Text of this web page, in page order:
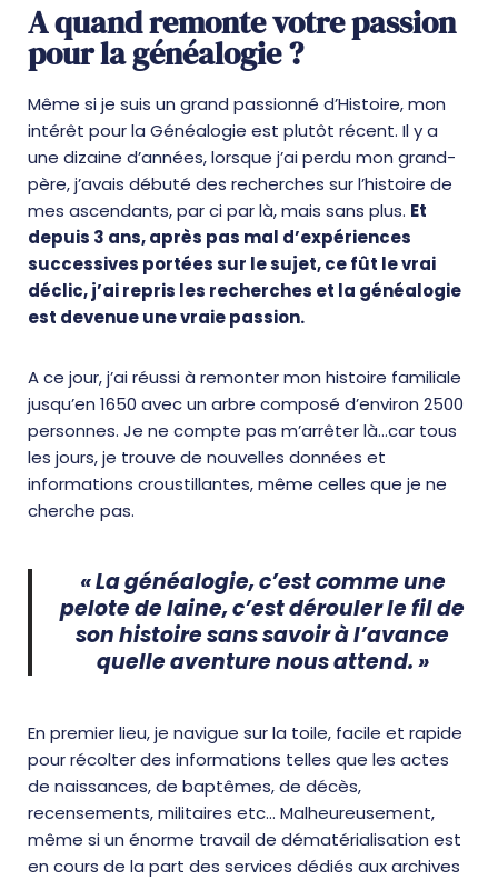
A quand remonte votre passion
pour la généalogie ?
Même si je suis un grand passionné d’Histoire, mon
intérêt pour la Généalogie est plutôt récent. Il y a
une dizaine d’années, lorsque j’ai perdu mon grand-
père, j’avais débuté des recherches sur l’histoire de
mes ascendants, par ci par là, mais sans plus. Et
depuis 3 ans, après pas mal d’expériences
successives portées sur le sujet, ce fût le vrai
déclic, j’ai repris les recherches et la généalogie
est devenue une vraie passion.
A ce jour, j’ai réussi à remonter mon histoire familiale
jusqu’en 1650 avec un arbre composé d’environ 2500
personnes. Je ne compte pas m’arrêter là…car tous
les jours, je trouve de nouvelles données et
informations croustillantes, même celles que je ne
cherche pas.
« La généalogie, c’est comme une
pelote de laine,c’est dérouler le fil de
son histoire sans savoir à l’avance
quelle aventure nous attend. »
En premier lieu, je navigue sur la toile, facile et rapide
pour récolter des informations telles que les actes
de naissances, de baptêmes, de décès,
recensements, militaires etc… Malheureusement,
même si un énorme travail de dématérialisation est
en cours de la part des services dédiés aux archives